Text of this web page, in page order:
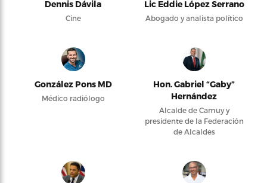
Dennis Dávila
Cine
Lic Eddie López Serrano
Abogado y analista político
González Pons MD
Médico radiólogo
Hon. Gabriel “Gaby”
Hernández
Alcalde de Camuy y
presidente de la Federación
de Alcaldes